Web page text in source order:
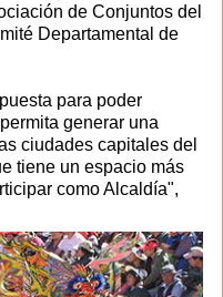
de Conjuntos del
Departamental de
para poder
generar una
ciudades capitales del
tiene un espacio más
como Alcaldía",